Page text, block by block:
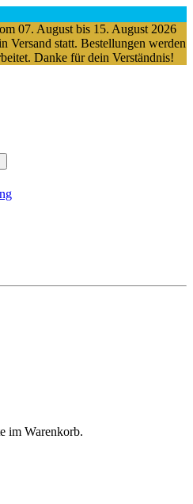
07. August bis 15. August 2026
Versand statt. Bestellungen werden
Danke für dein Verständnis!
im Warenkorb.